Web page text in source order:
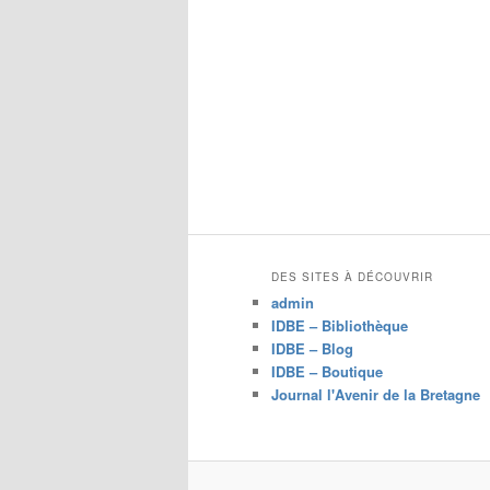
DES SITES À DÉCOUVRIR
admin
IDBE – Bibliothèque
IDBE – Blog
IDBE – Boutique
Journal l'Avenir de la Bretagne